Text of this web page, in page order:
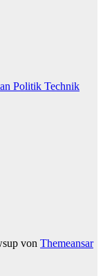
Politik Technik
von Themeansar